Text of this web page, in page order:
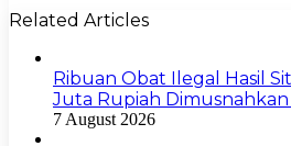
Related Articles
Ribuan Obat Ilegal Hasil
Juta Rupiah Dimusnahkan
7 August 2026